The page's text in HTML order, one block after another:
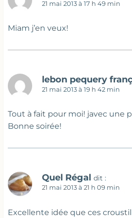
21 mai 2013 à 17 h 49 min
Miam j’en veux!
lebon pequery
21 mai 2013 à 19 h 42 min
Tout à fait pour moi! javec une
Bonne soirée!
Quel Régal dit :
21 mai 2013 à 21 h 09 min
Excellente idée que ces